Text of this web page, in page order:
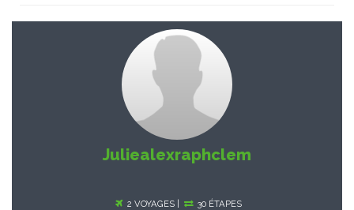
Juliealexraphclem
2 VOYAGES | 30 ÉTAPES